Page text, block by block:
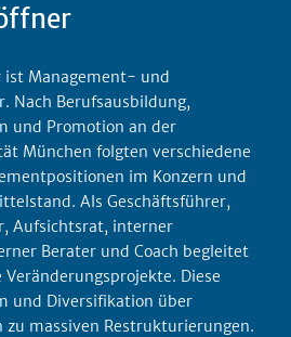
ist Management- und
Nach Berufsausbildung,
und Promotion an der
München folgten verschiedene
im Konzern und
Als Geschäftsführer,
Aufsichtsrat, interner
Berater und Coach begleitet
Diese
und Diversifikation über
zu massiven Restrukturierungen.